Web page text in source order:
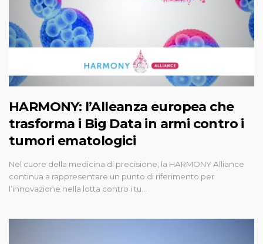
HARMONY: l’Alleanza europea che
trasforma i Big Data in armi contro i
tumori ematologici
Nel cuore della medicina di precisione, la HARMONY Alliance
continua a rappresentare un punto di riferimento per
l’innovazione nella lotta contro i tu…